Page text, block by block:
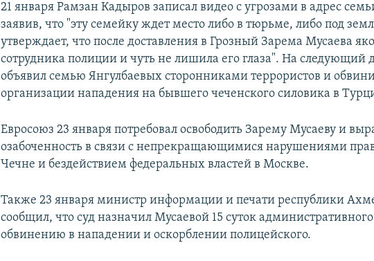
21 января Рамзан Кадыров записал видео с угрозами в адрес
заявив, что "эту семейку ждет место либо в тюрьме, либо под
утверждает, что после доставления в Грозный Зарема Мусаева
сотрудника полиции и чуть не лишила его глаза". На следующий
объявил семью Янгулбаевых сторонниками террористов и
организации нападения на бывшего чеченского силовика в
Евросоюз 23 января потребовал освободить Зарему Мусаеву и
озабоченность в связи с непрекращающимися нарушениями
Чечне и бездействием федеральных властей в Москве.
Также 23 января министр информации и печати республики
сообщил, что суд назначил Мусаевой 15 суток административного
обвинению в нападении и оскорблении полицейского.